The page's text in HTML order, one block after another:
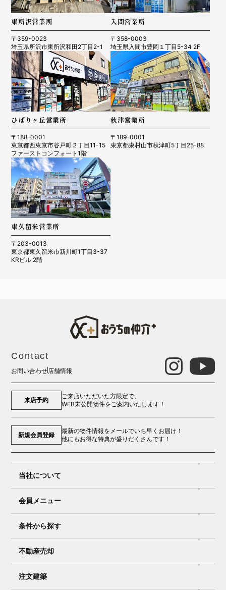
東所沢営業所
〒359-0023
埼玉県所沢市東所沢和田2丁目2-1
入間営業所
〒358-0003
埼玉県入間市豊岡１丁目5-34 2F
ひばりヶ丘営業所
〒188-0001
東京都西東京市谷戸町２丁目11-15
ファーストコンフォート1階
秋津営業所
〒189-0001
東京都東村山市秋津町5丁目25-88
東久留米営業所
〒203-0013
東京都東久留米市新川町1丁目3-37
KRビル 2階
Contact
お問い合わせ 店舗情報
来店予約
ご来店いただいた方限定で、
WEB未公開物件をご案内いたします！
新規会員登録
最新の物件情報をメールでいち早くお届け！
他にもお得な特典が盛りだくさんです！
当社について
会員メニュー
条件から探す
不動産売却
注文建築